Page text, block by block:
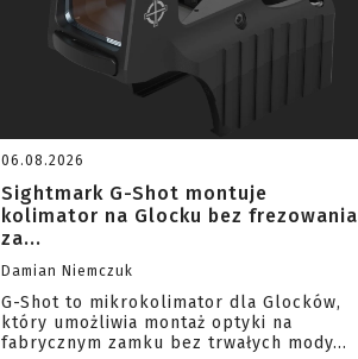
06.08.2026
Sightmark G-Shot montuje
kolimator na Glocku bez frezowania
za...
Damian Niemczuk
G-Shot to mikrokolimator dla Glocków,
który umożliwia montaż optyki na
fabrycznym zamku bez trwałych mody...